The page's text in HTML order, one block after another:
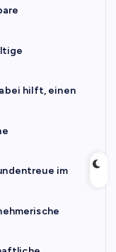
hilft, einen
im